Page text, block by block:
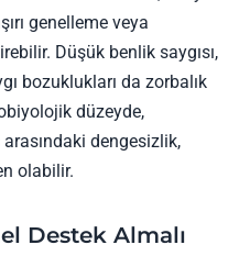
genelleme veya
Düşük benlik saygısı,
bozuklukları da zorbalık
düzeyde,
dengesizlik,
olabilir.
Destek Almalı